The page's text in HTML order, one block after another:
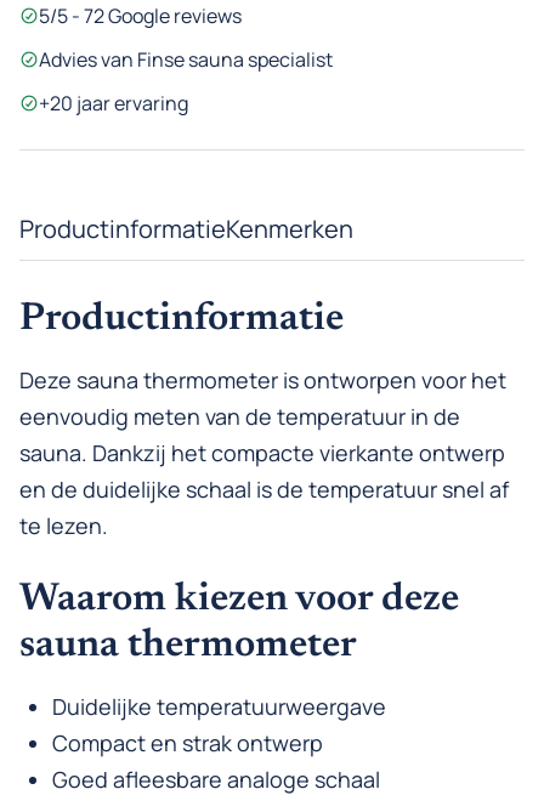
5/5 - 72 Google reviews
Advies van Finse sauna specialist
+20 jaar ervaring
ProductinformatieKenmerken
Productinformatie
Deze sauna thermometer is ontworpen voor het
eenvoudig meten van de temperatuur in de
sauna. Dankzij het compacte vierkante ontwerp
en de duidelijke schaal is de temperatuur snel af
te lezen.
Waarom kiezen voor deze
sauna thermometer
Duidelijke temperatuurweergave
Compact en strak ontwerp
Goed afleesbare analoge schaal